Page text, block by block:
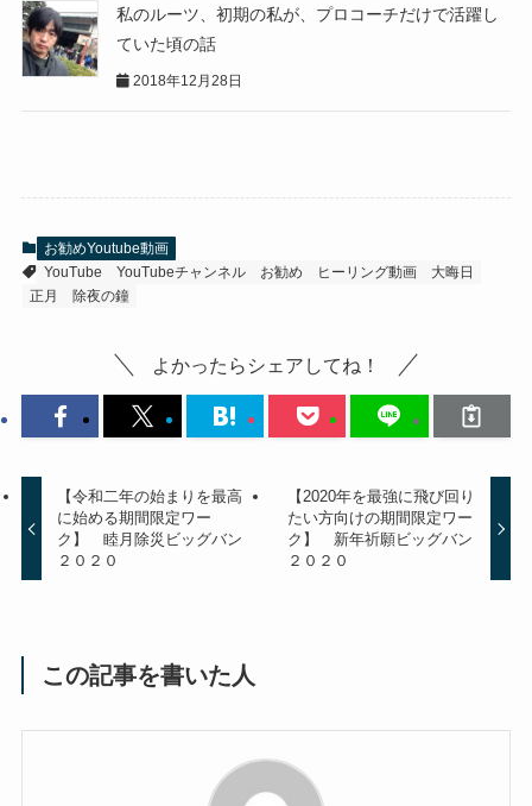
私のルーツ、初期の私が、プロコーチだけで活躍し
ていた頃の話
2018年12月28日
お勧めYoutube動画
YouTube
YouTubeチャンネル お勧め ヒーリング動画
大晦日
正月
除夜の鐘
よかったらシェアしてね！
【令和二年の始まりを最高
に始める期間限定ワー
ク】 睦月除災ビッグバン
２０２０
【2020年を最強に飛び回り
たい方向けの期間限定ワー
ク】 新年祈願ビッグバン
２０２０
この記事を書いた人